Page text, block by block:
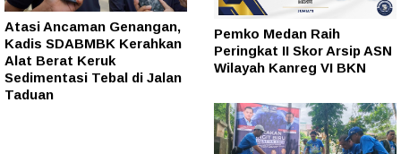
Atasi Ancaman Genangan,
Kadis SDABMBK Kerahkan
Alat Berat Keruk
Sedimentasi Tebal di Jalan
Taduan
Pemko Medan Raih
Peringkat II Skor Arsip ASN
Wilayah Kanreg VI BKN